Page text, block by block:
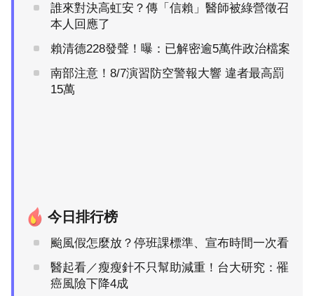
誰來對決高虹安？傳「信賴」醫師被綠營徵召
本人回應了
賴清德228發聲！曝：已解密逾5萬件政治檔案
南部注意！8/7演習防空警報大響 違者最高罰
15萬
今日排行榜
颱風假怎麼放？停班課標準、宣布時間一次看
醫起看／瘦瘦針不只幫助減重！台大研究：罹
癌風險下降4成